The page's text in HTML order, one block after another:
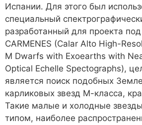
Испании. Для этого был
специальный
разработанный для проекта
CARMENES (Calar Alto High-
M Dwarfs with Exoearths with
Optical Echelle Spectographs),
является поиск подобных
карликовых звезд М-класса,
Такие малые и холодные
типом, наиболее